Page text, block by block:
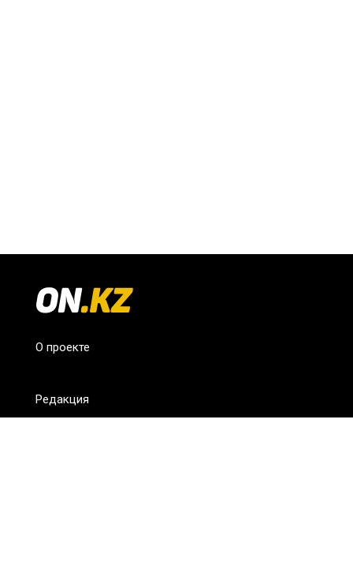
О проекте
Редакция